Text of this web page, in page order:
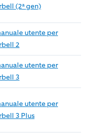
(2ª gen)
utente per
2
utente per
3
utente per
3 Plus